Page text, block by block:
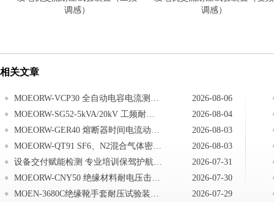
调感）
调感）
相关文章
MOEORW-VCP30 全自动电容电流测试仪试验前准备
2026-08-06
MOEORW-SG52-5kVA/20kV 工频耐压试验成套装置控制箱使用方法
2026-08-04
MOEORW-GER40 熔断器时间电流动作特性试验测试系统拆箱与安装
2026-08-03
MOEORW-QT91 SF6、N2混合气体密度继电器校验仪试验之前安全注意事项
2026-08-03
设备交付赋能检测 专业培训保驾护航｜武汉摩恩赴无锡完成无局放工频耐压试验装置交付培训
2026-07-31
MOEORW-CNY50 绝缘材料耐电压击穿试验仪日常保养
2026-07-30
MOEN-3680C绝缘靴手套耐压试验装置注意事项
2026-07-29